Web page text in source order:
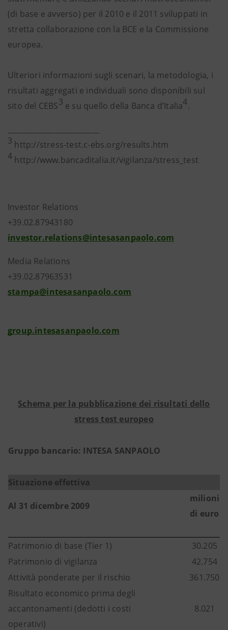
(di base e avverso) per il 2010 e il 2011 sviluppati in
stretta collaborazione con la BCE e la Commissione
europea.
Ulteriori informazioni sugli scenari, la metodologia, i
risultati aggregati e individuali sono disponibili sul
sito del CEBS3 e su quello della Banca d’Italia4.
3 http://stress-test.c-ebs.org/results.htm
4 http://www.bancaditalia.it/vigilanza/stress_test
Investor Relations
+39.02.87943180
investor.relations@intesasanpaolo.com
Media Relations
+39.02.87963531
stampa@intesasanpaolo.com
group.intesasanpaolo.com
Schema per la pubblicazione dei risultati dello
stress test europeo
Gruppo bancario: INTESA SANPAOLO
Situazione effettiva
Al 31 dicembre 2009
milioni
di euro
Patrimonio di base (Tier 1)
30.205
Patrimonio di vigilanza
42.754
Attività ponderate per il rischio
361.750
Risultato economico prima degli
accantonamenti (dedotti i costi
operativi)
8.021